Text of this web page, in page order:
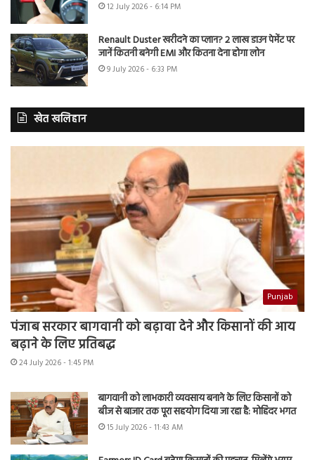
12 July 2026 - 6:14 PM
Renault Duster खरीदने का प्लान? 2 लाख डाउन पेमेंट पर
जानें कितनी बनेगी EMI और कितना देना होगा लोन
9 July 2026 - 6:33 PM
खेत खलिहान
Punjab
पंजाब सरकार बागवानी को बढ़ावा देने और किसानों की आय
बढ़ाने के लिए प्रतिबद्ध
24 July 2026 - 1:45 PM
बागवानी को लाभकारी व्यवसाय बनाने के लिए किसानों को
बीज से बाजार तक पूरा सहयोग दिया जा रहा है: मोहिंदर भगत
15 July 2026 - 11:43 AM